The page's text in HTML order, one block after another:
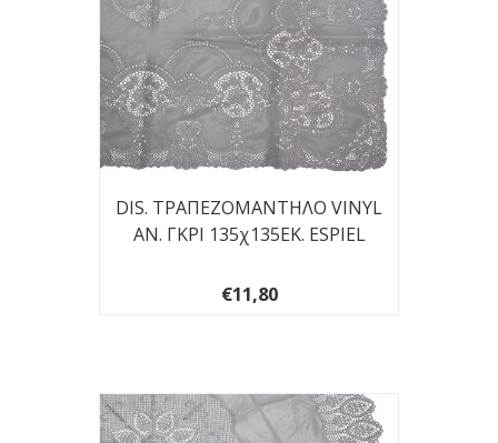
DIS. ΤΡΑΠΕΖΟΜΑΝΤΗΛΟ VINYL
ΑΝ. ΓΚΡΙ 135χ135ΕΚ. ESPIEL
€11,80